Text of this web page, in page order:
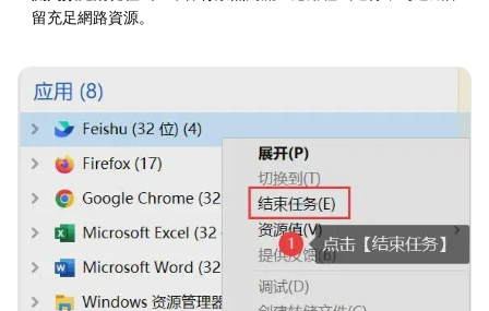
留充足網路資源。